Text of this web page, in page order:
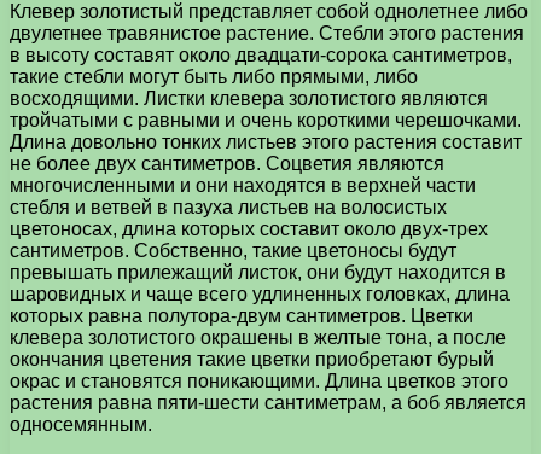
Клевер золотистый представляет собой однолетнее либо
двулетнее травянистое растение. Стебли этого растения
в высоту составят около двадцати-сорока сантиметров,
такие стебли могут быть либо прямыми, либо
восходящими. Листки клевера золотистого являются
тройчатыми с равными и очень короткими черешочками.
Длина довольно тонких листьев этого растения составит
не более двух сантиметров. Соцветия являются
многочисленными и они находятся в верхней части
стебля и ветвей в пазуха листьев на волосистых
цветоносах, длина которых составит около двух-трех
сантиметров. Собственно, такие цветоносы будут
превышать прилежащий листок, они будут находится в
шаровидных и чаще всего удлиненных головках, длина
которых равна полутора-двум сантиметров. Цветки
клевера золотистого окрашены в желтые тона, а после
окончания цветения такие цветки приобретают бурый
окрас и становятся поникающими. Длина цветков этого
растения равна пяти-шести сантиметрам, а боб является
односемянным.